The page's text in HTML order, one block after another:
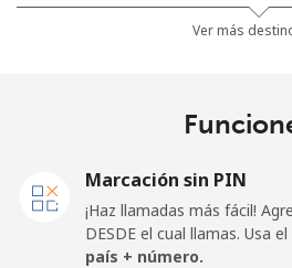
Línea fija
⁦18.9¢⁩
Ver más
Marcación sin PIN
¡Haz llamadas más fácil!
DESDE el cual llamas. Usa
país + número.